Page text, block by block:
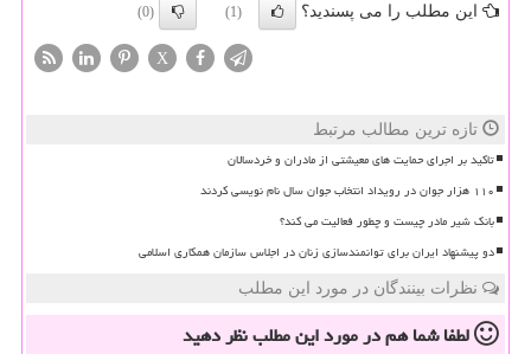
این مطلب را می پسندید؟ (1)
(0)
X
تازه ترین مطالب مرتبط
تاکید بر اجرای حمایت های معیشتی از مادران و خردسالان
۱۱۰ هزار جوان در رویداد انتخاب جوان سال نام نویسی کردند
بانک شیر مادر چیست و چطور فعالیت می کند؟
دو پیشنهاد ایران برای توانمندسازی زنان در اجلاس سازمان همکاری اسلامی
نظرات بینندگان در مورد این مطلب
لطفا شما همدر مورد این مطلبنظر دهید